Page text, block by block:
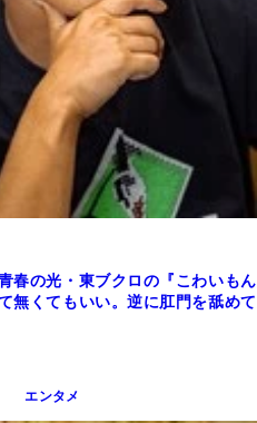
春の光・東ブクロの『こわいもん
無くてもいい。逆に肛門を舐めて
エンタメ